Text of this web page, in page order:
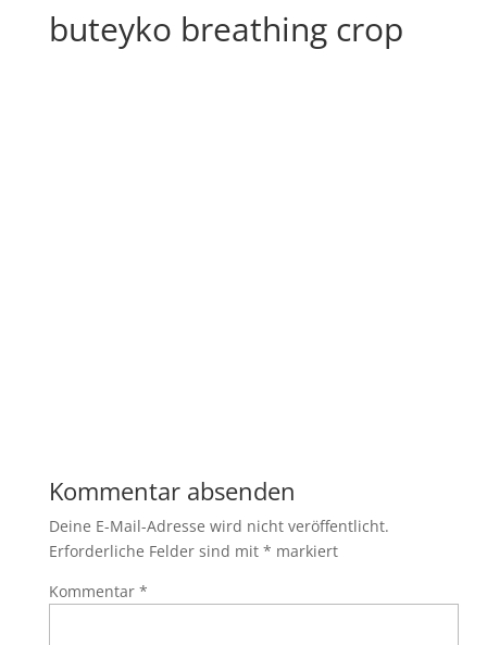
buteyko breathing crop
Kommentar absenden
Deine E-Mail-Adresse wird nicht veröffentlicht.
Erforderliche Felder sind mit * markiert
Kommentar *